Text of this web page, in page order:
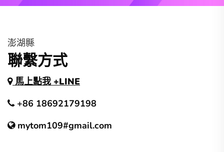
澎湖縣
聯繫方式
馬上點我 +LINE
+86 18692179198
mytom109#gmail.com